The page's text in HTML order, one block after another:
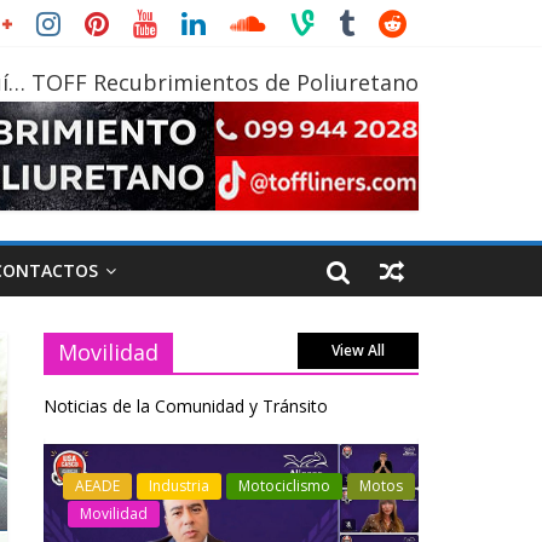
TOFF Recubrimientos de Poliuretano
Movilidad View All
Noticias de la Comunidad y Tránsito
Industria Movilidad
Transporte
Varios